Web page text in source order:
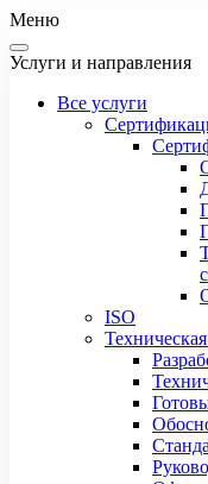
Меню
Услуги и направления
Все услуги
ISO